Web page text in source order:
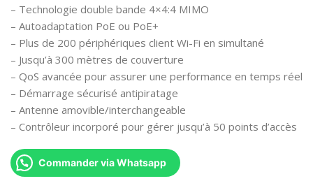
– Technologie double bande 4×4:4 MIMO
– Autoadaptation PoE ou PoE+
– Plus de 200 périphériques client Wi-Fi en simultané
– Jusqu’à 300 mètres de couverture
– QoS avancée pour assurer une performance en temps réel
– Démarrage sécurisé antipiratage
– Antenne amovible/interchangeable
– Contrôleur incorporé pour gérer jusqu’à 50 points d’accès
Commander via Whatsapp